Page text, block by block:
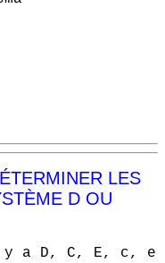
LES
D OU
y a D, C, E, c, e